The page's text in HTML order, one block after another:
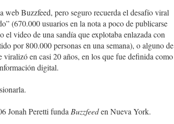
web Buzzfeed, pero seguro recuerda el desafío viral
(670.000 usuarios en la nota a poco de publicarse
el video de una sandía que explotaba enlazada con
por 800.000 personas en una semana), o alguno de
viralizó en casi 20 años, en los que fue definida como
digital.
Jonah Peretti funda Buzzfeeden Nueva York.